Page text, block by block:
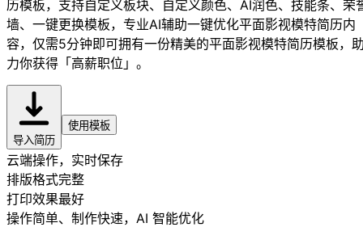
历模板，支持自定义板块、自定义颜色、AI润色、技能条、荣
墙、一键更换模板，专业AI辅助一键优化平面影视模特简历内
容，仅需5分钟即可拥有一份精美的平面影视模特简历模板，
力你获得「高薪职位」。
导入简历
使用模板
云端操作，实时保存
排版格式完整
打印效果最好
操作简单、制作快速，AI 智能优化